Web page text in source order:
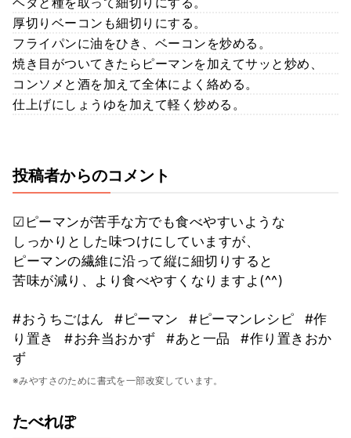
厚切りベーコンも細切りにする。
フライパンに油をひき、ベーコンを炒める。
焼き目がついてきたらピーマンを加えてサッと炒め、
コンソメと酒を加えて全体によく絡める。
仕上げにしょうゆを加えて軽く炒める。
投稿者からのコメント
☑︎ピーマンが苦手な方でも食べやすいような
しっかりとした味つけにしていますが、
ピーマンの繊維に沿って縦に細切りすると
苦味が減り、より食べやすくなりますよ(^^)
#おうちごはん #ピーマン #ピーマンレシピ
#作
り置き
#お弁当おかず #あと一品
#作り置きおか
ず
※みやすさのために書式を一部改変しています。
たべれぽ